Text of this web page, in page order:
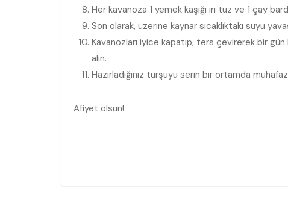
Her kavanoza 1 yemek kaşığı iri tuz ve 1 çay
Son olarak, üzerine kaynar sıcaklıktaki suyu
Kavanozları iyice kapatıp, ters çevirerek bir
alın.
Hazırladığınız turşuyu serin bir ortamda
Afiyet olsun!